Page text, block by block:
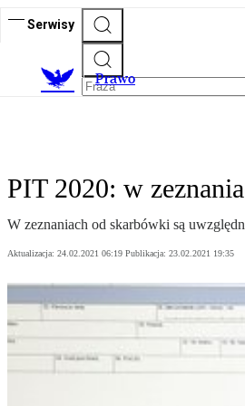
Serwisy
Prawo
PIT 2020: w
W zeznaniach od skarbówki są
Aktualizacja: 24.02.2021 06:19 Publikacja: 23.02.2021 19:35